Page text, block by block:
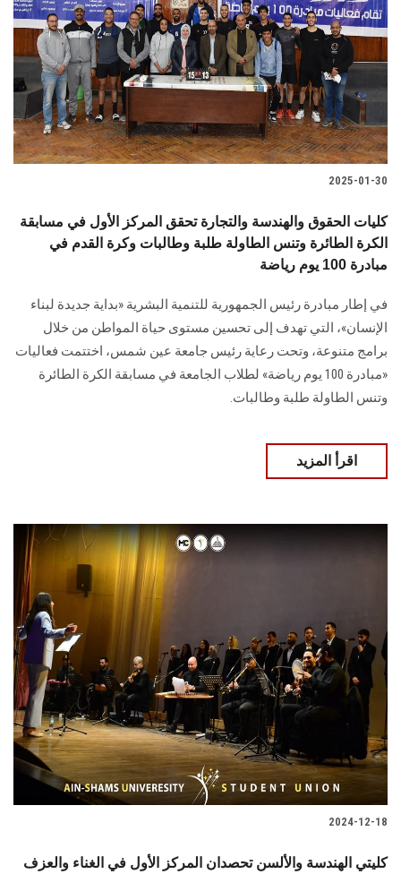
2025-01-30
كليات الحقوق والهندسة والتجارة تحقق المركز الأول في مسابقة
الكرة الطائرة وتنس الطاولة طلبة وطالبات وكرة القدم في
مبادرة 100 يوم رياضة
في إطار مبادرة رئيس الجمهورية للتنمية البشرية «بداية جديدة ‏لبناء
الإنسان»، التي تهدف إلى تحسين مستوى حياة المواطن من خلال
برامج متنوعة، وتحت رعاية رئيس جامعة ‏عين شمس، اختتمت فعاليات
«مبادرة 100 يوم رياضة» لطلاب الجامعة في مسابقة الكرة ‏الطائرة
وتنس الطاولة طلبة وطالبات.‏
اقرأ المزيد
2024-12-18
كليتي الهندسة والألسن تحصدان المركز الأول في الغناء والعزف